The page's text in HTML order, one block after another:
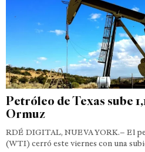
Petróleo de Texas sube
Ormuz
RDÉ DIGITAL, NUEVA YORK.– El
(WTI) cerró este viernes con una